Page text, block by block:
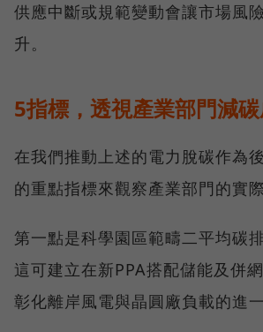
供應中斷或規範變動會讓市場風
升。
5指標，透視產業部門減
在我們推動上述的電力脫碳作為
的重點指標來觀察產業部門的實
第一點是科學園區範疇二平均碳
這可建立在新PPA搭配儲能及併
彰化離岸風電與晶圓廠負載的進一